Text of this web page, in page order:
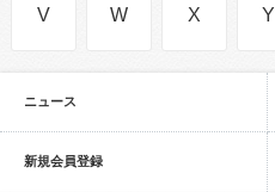
V W X Y
ニュース
新規会員登録